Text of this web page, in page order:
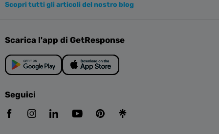
Scopri tutti gli articoli del nostro blog
Scarica l'app di GetResponse
Seguici